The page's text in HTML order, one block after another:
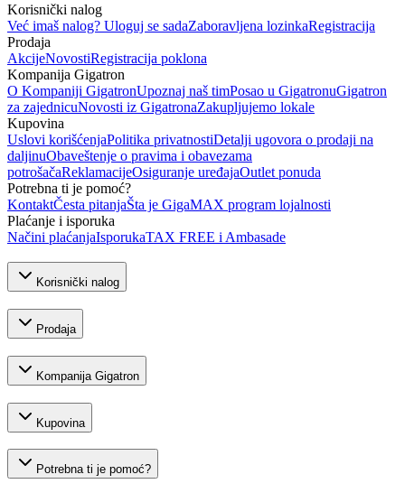
Korisnički nalog
Već imaš nalog? Uloguj se sadaZaboravljena lozinkaRegistracija
Prodaja
AkcijeNovostiRegistracija poklona
Kompanija Gigatron
O Kompaniji GigatronUpoznaj naš timPosao u GigatronuGigatron
za zajednicuNovosti iz GigatronaZakupljujemo lokale
Kupovina
Uslovi korišćenjaPolitika privatnostiDetalji ugovora o prodaji na
daljinuObaveštenje o pravima i obavezama
potrošačaReklamacijeOsiguranje uređajaOutlet ponuda
Potrebna ti je pomoć?
KontaktČesta pitanjaŠta je GigaMAX program lojalnosti
Plaćanje i isporuka
Načini plaćanjaIsporukaTAX FREE i Ambasade
Korisnički nalog
Prodaja
Kompanija Gigatron
Kupovina
Potrebna ti je pomoć?